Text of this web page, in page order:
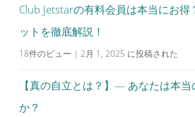
Club Jetstarの有料会員は本当にお得
ットを徹底解説！
18件のビュー | 2月 1, 2025 に投稿された
【真の自立とは？】— あなたは本
か？